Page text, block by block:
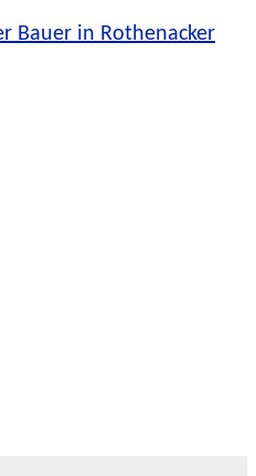
Bauer in Rothenacker